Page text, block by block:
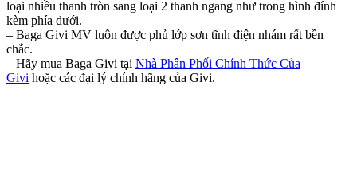
loại nhiều thanh tròn sang loại 2 thanh ngang như trong hình đính
kèm phía dưới.
– Baga Givi MV luôn được phủ lớp sơn tĩnh điện nhám rất bền
chắc.
– Hãy mua Baga Givi tại Nhà Phân Phối Chính Thức Của
Givi hoặc các đại lý chính hãng của Givi.